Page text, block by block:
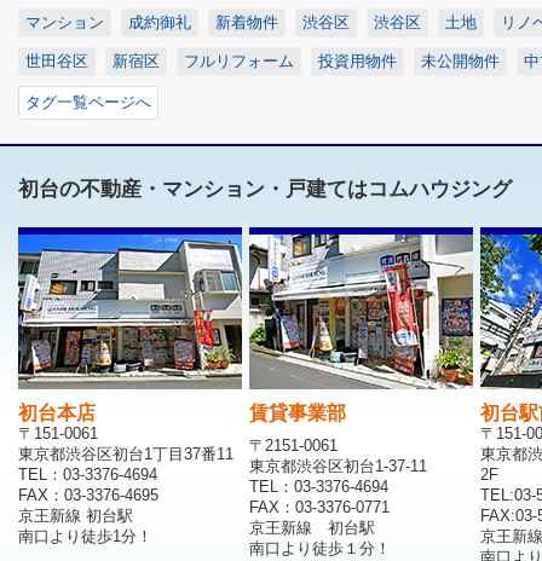
マンション
成約御礼 新着物件 渋谷区 渋谷区 土地 リノ
世田谷区 新宿区 フルリフォーム 投資用物件 未公開物件
タグ一覧ページへ
初台の不動産・マンション・戸建てはコムハウジング
初台本店
〒151-0061
東京都渋谷区初台1丁目37番11
TEL：03-3376-4694
FAX：03-3376-4695
京王新線 初台駅
南口より徒歩1分！
賃貸事業部
〒2151-0061
東京都渋谷区初台1-37-11
TEL：03-3376-4694
FAX：03-3376-0771
京王新線 初台駅
南口より徒歩１分！
初台
〒151-
東京都
2F
TEL:03-
FAX:03-
京王新
南口よ